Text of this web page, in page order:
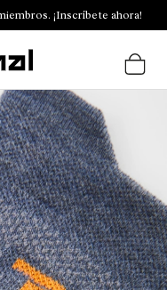
¡Inscríbete ahora!